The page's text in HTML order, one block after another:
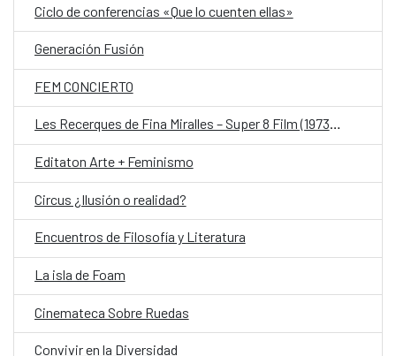
Ciclo de conferencias «Que lo cuenten ellas»
Generación Fusión
FEM CONCIERTO
Les Recerques de Fina Miralles – Super 8 Film (1973-1976)
Editaton Arte + Feminismo
Circus ¿Ilusión o realidad?
Encuentros de Filosofía y Literatura
La isla de Foam
Cinemateca Sobre Ruedas
Convivir en la Diversidad